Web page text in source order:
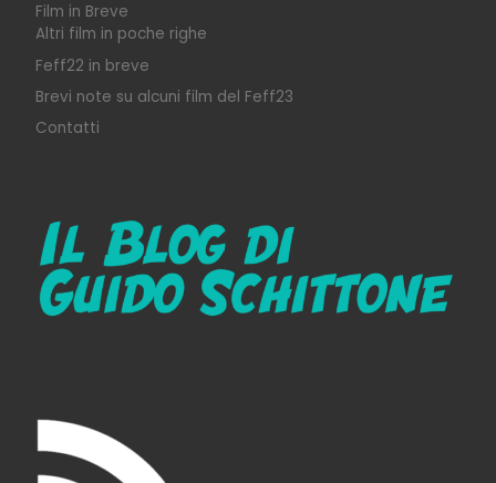
Film in Breve
Altri film in poche righe
Feff22 in breve
Brevi note su alcuni film del Feff23
Contatti